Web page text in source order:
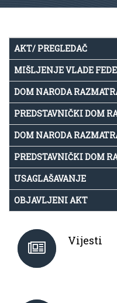
AKT/ PREGLEDAČ
MIŠLJENJE VLADE
DOM NARODA
PREDSTAVNIČKI DOM
DOM NARODA
PREDSTAVNIČKI DOM
USAGLAŠAVANJE
OBJAVLJENI AKT
Vijesti